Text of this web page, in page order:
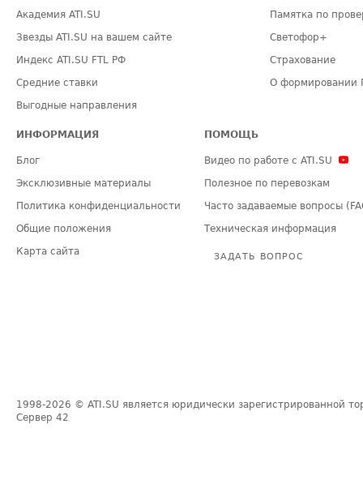
Академия ATI.SU
Звезды ATI.SU на вашем сайте
Индекс ATI.SU FTL РФ
Средние ставки
Выгодные направления
Памятка по
Светофор+
Страхование
О формировании
ИНФОРМАЦИЯ
Блог
Эксклюзивные материалы
Политика конфиденциальности
Общие положения
Карта сайта
ПОМОЩЬ
Видео по работе с ATI.SU
Полезное по перевозкам
Часто задаваемые вопросы
Техническая информация
ЗАДАТЬ ВОПРОС
1998-2026 © ATI.SU является юридически зарегистрированной
Сервер 42